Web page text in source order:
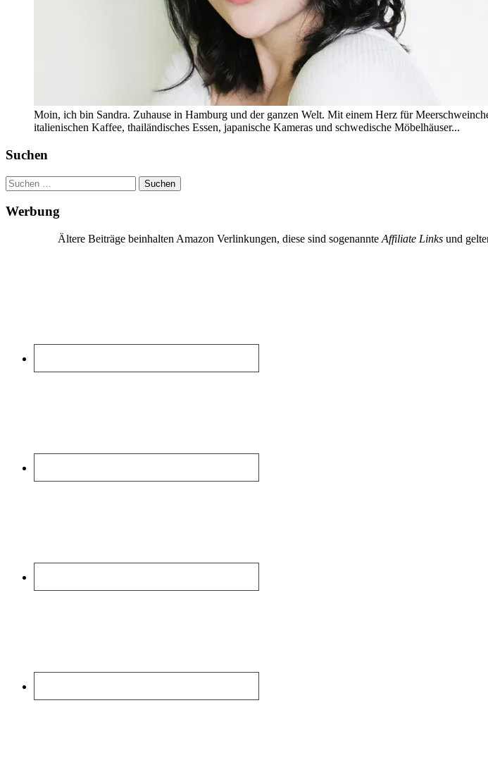
Moin, ich bin Sandra. Zuhause in Hamburg und der ganzen Welt. Mit einem Herz für
italienischen Kaffee, thailändisches Essen, japanische Kameras und schwedische Möbelhäuser...
Suchen
Suchen
nach:
Werbung
Ältere Beiträge beinhalten Amazon Verlinkungen, diese sind sogenannte Affiliate Links und